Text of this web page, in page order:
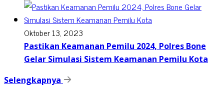
Oktober 13, 2023
Pastikan Keamanan Pemilu 2024, Polres Bone
Gelar Simulasi Sistem Keamanan Pemilu Kota
Selengkapnya